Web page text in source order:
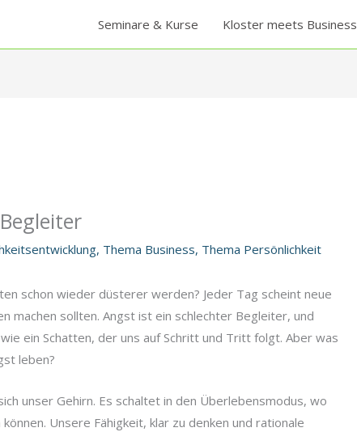
Seminare & Kurse Kloster meets Business
, Thema Business, Thema Persönlichkeit
schon wieder düsterer werden? Jeder Tag scheint neue
machen sollten. Angst ist ein schlechter Begleiter, und
ein Schatten, der uns auf Schritt und Tritt folgt. Aber was
leben?
unser Gehirn. Es schaltet in den Überlebensmodus, wo
Unsere Fähigkeit, klar zu denken und rationale